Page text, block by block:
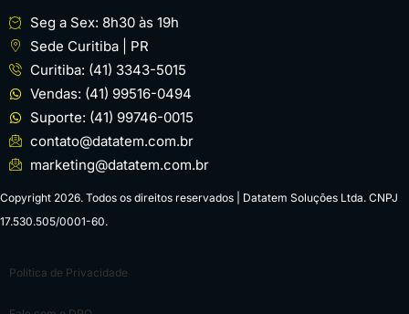
Seg a Sex: 8h30 às 19h
Sede Curitiba | PR
Curitiba: (41) 3343-5015
Vendas: (41) 99516-0494
Suporte: (41) 99746-0015
contato@datatem.com.br
marketing@datatem.com.br
Copyright 2026. Todos os direitos reservados | Datatem Soluções Ltda. CNPJ
17.530.505/0001-60.
Política de Privacidade